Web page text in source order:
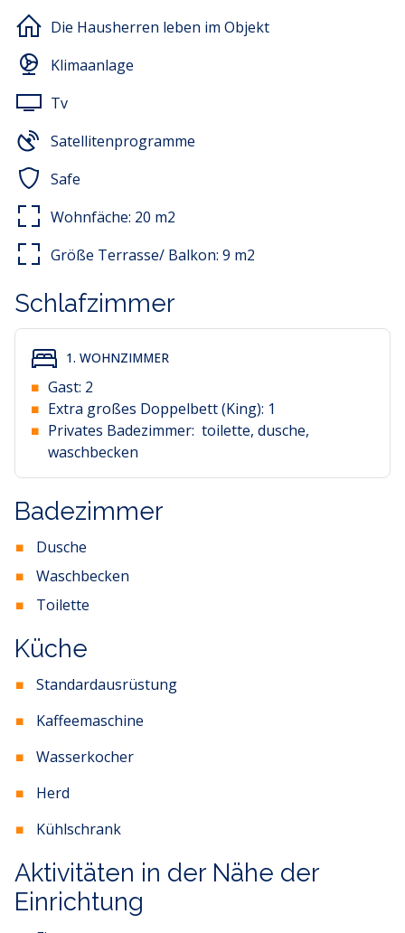
Die Hausherren leben im Objekt
Klimaanlage
Tv
Satellitenprogramme
Safe
Wohnfäche: 20 m2
Größe Terrasse/ Balkon: 9 m2
Schlafzimmer
1. WOHNZIMMER
Gast: 2
Extra großes Doppelbett (King): 1
Privates Badezimmer: toilette, dusche,
waschbecken
Badezimmer
Dusche
Waschbecken
Toilette
Küche
Standardausrüstung
Kaffeemaschine
Wasserkocher
Herd
Kühlschrank
Aktivitäten in der Nähe der
Einrichtung